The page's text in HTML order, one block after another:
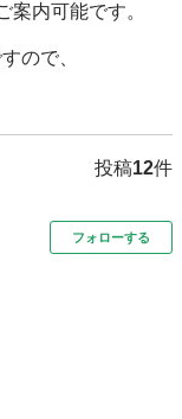
内可能です。
ので、
投稿12件
フォローする